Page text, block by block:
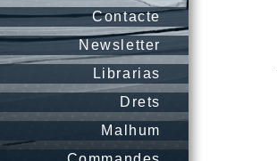
Contacte
Newsletter
Librarias
Drets
Malhum